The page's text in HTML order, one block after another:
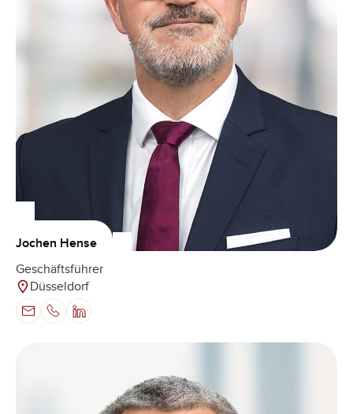
Jochen Hense
Geschäftsführer
Düsseldorf